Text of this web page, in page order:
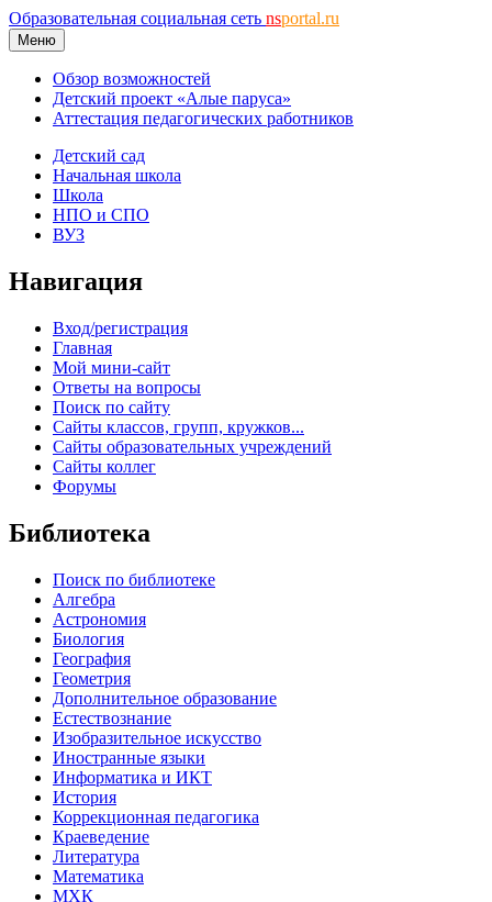
Образовательная социальная сеть nsportal.ru
Меню
Обзор возможностей
Детский проект «Алые паруса»
Аттестация педагогических работников
Детский сад
Начальная школа
Школа
НПО и СПО
ВУЗ
Навигация
Вход/регистрация
Главная
Мой мини-сайт
Ответы на вопросы
Поиск по сайту
Сайты классов, групп, кружков...
Сайты образовательных учреждений
Сайты коллег
Форумы
Библиотека
Поиск по библиотеке
Алгебра
Астрономия
Биология
География
Геометрия
Дополнительное образование
Естествознание
Изобразительное искусство
Иностранные языки
Информатика и ИКТ
История
Коррекционная педагогика
Краеведение
Литература
Математика
МХК